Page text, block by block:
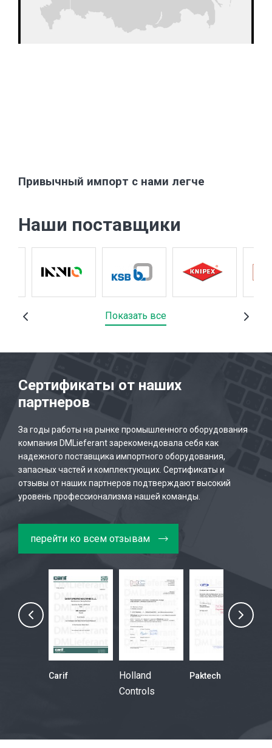
Привычный импорт с нами легче
Наши поставщики
Показать все
Сертификаты от наших
партнеров
За годы работы на рынке промышленного оборудования
компания DMLieferant зарекомендовала себя как
надежного поставщика импортного оборудования,
запасных частей и комплектующих. Сертификаты и
отзывы от наших партнеров подтверждают высокий
уровень профессионализма нашей команды.
перейти ко всем отзывам
Carif
Holland
Controls
Paktech